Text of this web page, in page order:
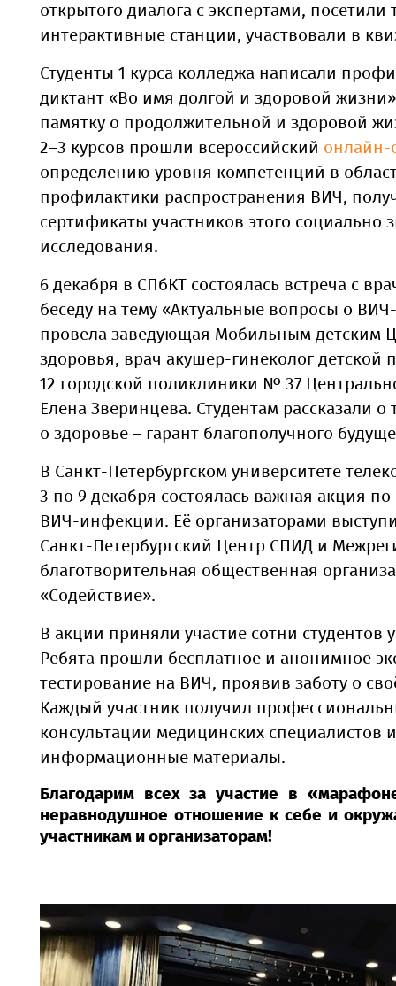
открытого диалога с экспертами, посетили
интерактивные станции, участвовали в
Студенты 1 курса колледжа написали
диктант «Во имя долгой и здоровой
памятку о продолжительной и здоровой
2–3 курсов прошли всероссийский онлайн-
определению уровня компетенций в
профилактики распространения ВИЧ,
сертификаты участников этого социально
исследования.
6 декабря в СПбКТ состоялась встреча с
беседу на тему «Актуальные вопросы о
провела заведующая Мобильным детским
здоровья, врач акушер-гинеколог
12 городской поликлиники № 37
Елена Зверинцева. Студентам рассказали о
о здоровье – гарант благополучного
В Санкт-Петербургском университете
3 по 9 декабря состоялась важная акция
ВИЧ-инфекции. Её организаторами
Санкт-Петербургский Центр СПИД и
благотворительная общественная
«Содействие».
В акции приняли участие сотни студентов
Ребята прошли бесплатное и анонимное
тестирование на ВИЧ, проявив заботу о
Каждый участник получил
консультации медицинских специалистов и
информационные материалы.
Благодарим всех за участие в
неравнодушное отношение к себе и
участникам и организаторам!